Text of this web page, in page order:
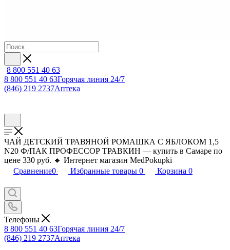
8 800 551 40 63
8 800 551 40 63Горячая линия 24/7
(846) 219 2737Аптека
ЧАЙ ДЕТСКИЙ ТРАВЯНОЙ РОМАШКА С ЯБЛОКОМ 1,5
N20 Ф/ПАК ПРОФЕССОР ТРАВКИН — купить в Самаре по
цене 330 руб. 🔸 Интернет магазин MedPokupki
Сравнение0 Избранные товары 0 Корзина 0
Телефоны
8 800 551 40 63Горячая линия 24/7
(846) 219 2737Аптека